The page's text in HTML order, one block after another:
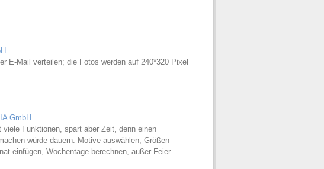
E-Mail verteilen; die Fotos werden auf 240*320 Pixel
GmbH
Funktionen, spart aber Zeit, denn einen
würde dauern: Motive auswählen, Größen
einfügen, Wochentage berechnen, außer Feier